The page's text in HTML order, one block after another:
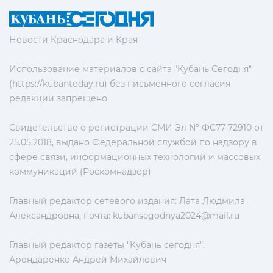
Новости Краснодара и Края
Использование материалов с сайта "Кубань Сегодня"
(https://kubantoday.ru) без письменного согласия
редакции запрещено
Свидетельство о регистрации СМИ Эл № ФС77-72910 от
25.05.2018, выдано Федеральной службой по надзору в
сфере связи, информационных технологий и массовых
коммуникаций (Роскомнадзор)
Главный редактор сетевого издания: Лата Людмила
Александровна, почта: kubansegodnya2024@mail.ru
Главный редактор газеты "Кубань сегодня":
Арендаренко Андрей Михайлович